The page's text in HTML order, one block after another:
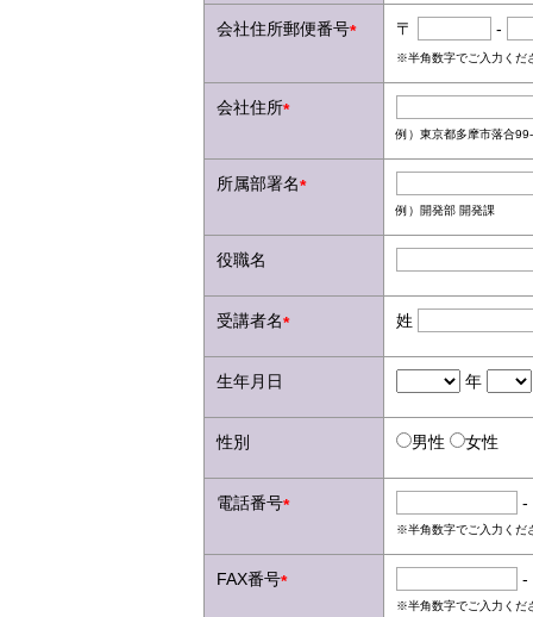
会社住所郵便番号* 〒 -
※半角数字でご入力くだ
会社住所*
例）東京都多摩市落合
所属部署名*
例）開発部 開発課
役職名
受講者名* 姓
生年月日 年
性別 男性 女性
電話番号* -
※半角数字でご入力くだ
FAX番号* -
※半角数字でご入力くだ